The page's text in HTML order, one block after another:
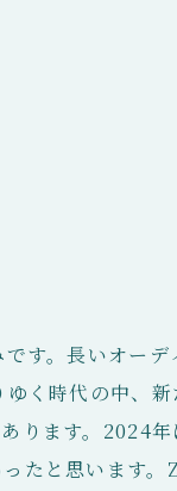
す。長いオー
く時代の中、
ります。2024
たと思います。